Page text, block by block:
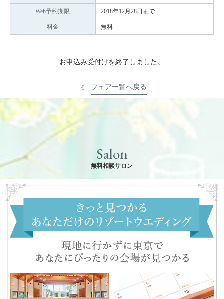
Web予約期限 2018年12月28日まで
料金 無料
お申込み受付けを終了しました。
フェア一覧へ戻る
Salon
無料相談サロン